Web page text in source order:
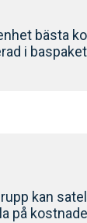
bästa
i
kan
på